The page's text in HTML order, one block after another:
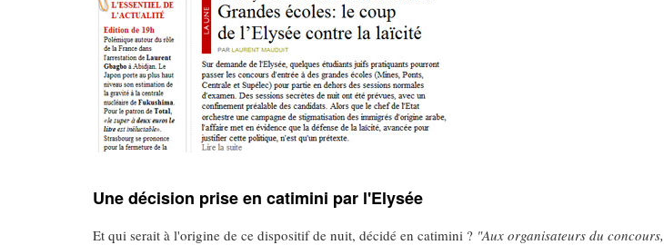
Une décision prise en catimini par l'Elysée
Et qui serait à l'origine de ce dispositif de nuit, décidé en catimini ? "Aux organisateurs du